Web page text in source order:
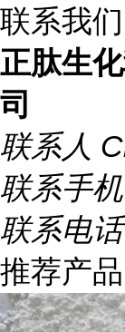
联系我们
正肽生
司
联系人
联系手机
联系电话
推荐产品